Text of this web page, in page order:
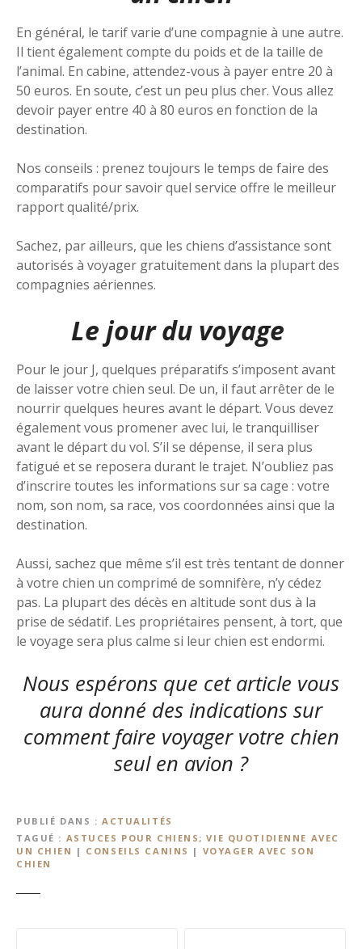
En général, le tarif varie d’une compagnie à une autre.
Il tient également compte du poids et de la taille de
l’animal. En cabine, attendez-vous à payer entre 20 à
50 euros. En soute, c’est un peu plus cher. Vous allez
devoir payer entre 40 à 80 euros en fonction de la
destination.
Nos conseils : prenez toujours le temps de faire des
comparatifs pour savoir quel service offre le meilleur
rapport qualité/prix.
Sachez, par ailleurs, que les chiens d’assistance sont
autorisés à voyager gratuitement dans la plupart des
compagnies aériennes.
Le jour du voyage
Pour le jour J, quelques préparatifs s’imposent avant
de laisser votre chien seul. De un, il faut arrêter de le
nourrir quelques heures avant le départ. Vous devez
également vous promener avec lui, le tranquilliser
avant le départ du vol. S’il se dépense, il sera plus
fatigué et se reposera durant le trajet. N’oubliez pas
d’inscrire toutes les informations sur sa cage : votre
nom, son nom, sa race, vos coordonnées ainsi que la
destination.
Aussi, sachez que même s’il est très tentant de donner
à votre chien un comprimé de somnifère, n’y cédez
pas. La plupart des décès en altitude sont dus à la
prise de sédatif. Les propriétaires pensent, à tort, que
le voyage sera plus calme si leur chien est endormi.
Nous espérons que cet article vous
aura donné des indications sur
comment faire voyager votre chien
seul en avion ?
PUBLIÉ DANS
ACTUALITÉS
TAGUÉ
ASTUCES POUR CHIENS; VIE QUOTIDIENNE AVEC
UN CHIEN | CONSEILS CANINS | VOYAGER AVEC SON
CHIEN